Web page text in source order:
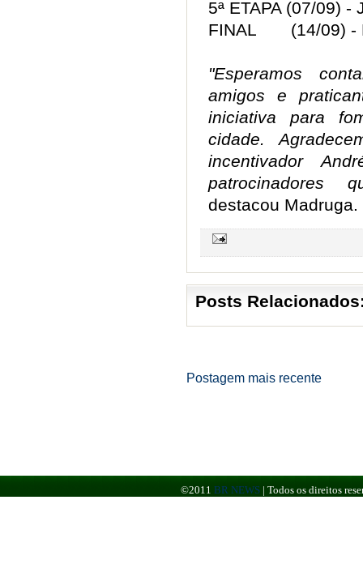
5ª ETAPA (07/09)
FINAL (14/09) -
"Esperamos
amigos e
iniciativa para
cidade.
incentivador
patrocinadores
destacou Madruga.
Posts
Postagem mais recente
©2011 BR NEWS | Todos os direitos